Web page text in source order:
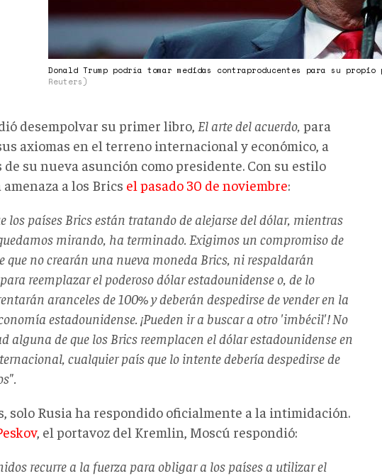
Donald Trump podría tomar medidas contraproducentes para su propio
Reuters)
desempolvar su primer libro, El arte del acuerdo, para
axiomas en el terreno internacional y económico, a
de su nueva asunción como presidente. Con su estilo
a los Brics el pasado 30 de noviembre:
los países Brics están tratando de alejarse del dólar, mientras
mirando, ha terminado. Exigimos un compromiso de
que no crearán una nueva moneda Brics, ni respaldarán
reemplazar el poderoso dólar estadounidense o, de lo
aranceles de 100% y deberán despedirse de vender en la
estadounidense. ¡Pueden ir a buscar a otro 'imbécil'! No
alguna de que los Brics reemplacen el dólar estadounidense en
cualquier país que lo intente debería despedirse de
solo Rusia ha respondido oficialmente a la intimidación.
, el portavoz del Kremlin, Moscú respondió:
recurre a la fuerza para obligar a los países a utilizar el